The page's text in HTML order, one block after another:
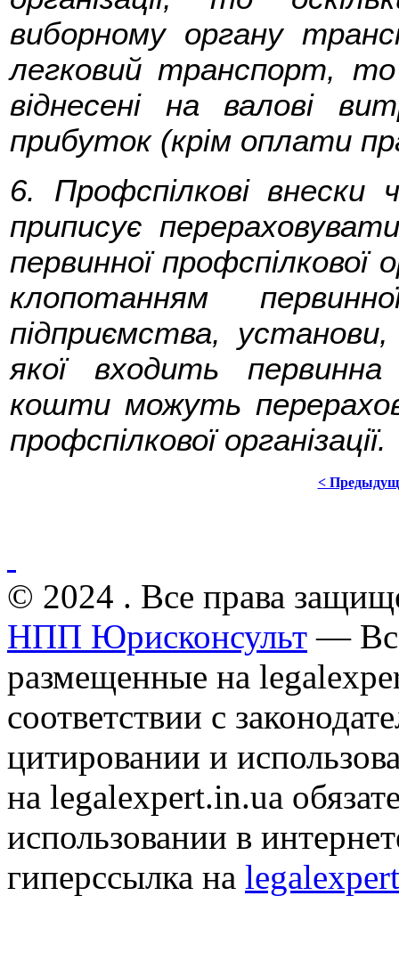
виборному органу
легковий транспорт,
віднесені на валові
прибуток (крім оплати
6. Профспілкові
приписує
первинної профспілкової
клопотанням
підприємства,
якої входить первинна
кошти можуть
профспілкової організації.
<
© 2024 . Все права
НПП Юрисконсульт —
размещенные на
соответствии с
цитировании и
на legalexpert.in.ua
использовании в
гиперссылка на